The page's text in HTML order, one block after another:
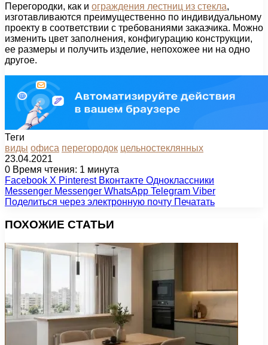
Перегородки, как и ограждения лестниц из стекла,
изготавливаются преимущественно по индивидуальному
проекту в соответствии с требованиями заказчика. Можно
изменить цвет заполнения, конфигурацию конструкции,
ее размеры и получить изделие, непохожее ни на одно
другое.
Теги
виды офиса перегородок цельностеклянных
23.04.2021
0 Время чтения: 1 минута
Facebook X Pinterest Вконтакте Одноклассники
Messenger Messenger WhatsApp Telegram Viber
Поделиться через электронную почту Печатать
ПОХОЖИЕ СТАТЬИ